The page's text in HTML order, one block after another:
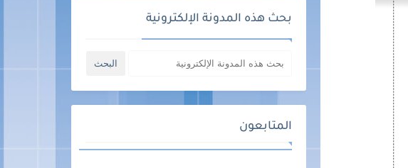
بحث هذه المدونة الإلكترونية
المتابعون